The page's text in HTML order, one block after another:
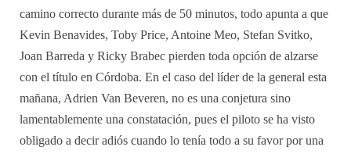
camino correcto durante más de 50 minutos, todo apunta a que
Kevin Benavides, Toby Price, Antoine Meo, Stefan Svitko,
Joan Barreda y Ricky Brabec pierden toda opción de alzarse
con el título en Córdoba. En el caso del líder de la general esta
mañana, Adrien Van Beveren, no es una conjetura sino
lamentablemente una constatación, pues el piloto se ha visto
obligado a decir adiós cuando lo tenía todo a su favor por una